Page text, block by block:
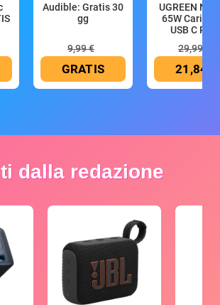
Audible: Gratis 30
gg
9,99 €
GRATIS
UGREEN
65W
USB C
29,99 €
21,84 €
dalla redazione